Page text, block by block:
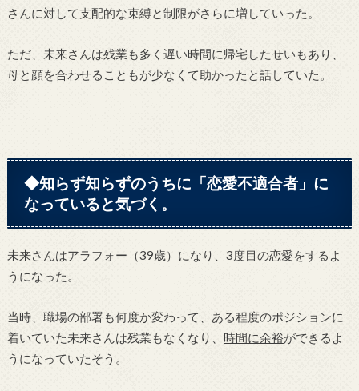
さんに対して支配的な束縛と制限がさらに増していった。
ただ、未来さんは残業も多く遅い時間に帰宅したせいもあり、
母と顔を合わせることもが少なくて助かったと話していた。
◆知らず知らずのうちに「恋愛不適合者」に
なっていると気づく。
未来さんはアラフォー（39歳）になり、3度目の恋愛をするよ
うになった。
当時、職場の部署も何度か変わって、ある程度のポジションに
着いていた未来さんは残業もなくなり、 時間に余裕ができるよ
うになっていたそう。